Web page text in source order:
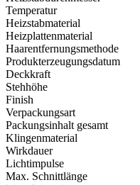
Temperatur
Heizstabmaterial
Heizplattenmaterial
Haarentfernungsmethode
Produkterzeugungsdatum
Deckkraft
Stehhöhe
Finish
Verpackungsart
Packungsinhalt gesamt
Klingenmaterial
Wirkdauer
Lichtimpulse
Max. Schnittlänge